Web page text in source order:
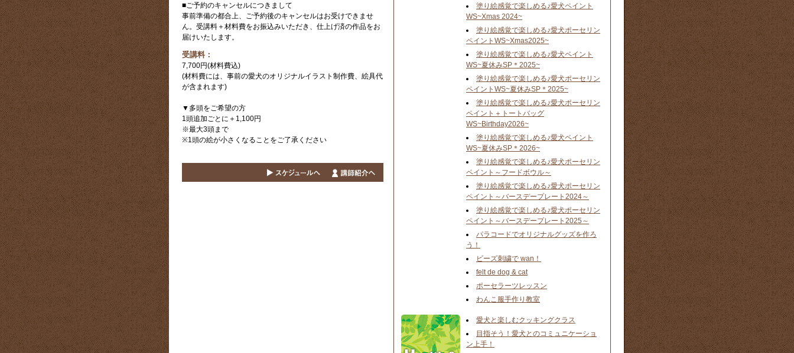
■ご予約のキャンセルにつきまして
事前準備の都合上、ご予約後のキャンセルはお受けできませ
ん。受講料＋材料費をお振込みいただき、仕上げ済の作品をお
届けいたします。
受講料：
7,700円(材料費込)
(材料費には、事前の愛犬のオリジナルイラスト制作費、絵具代
が含まれます)
▼多頭をご希望の方
1頭追加ごとに＋1,100円
※最大3頭まで
※1頭の絵が小さくなることをご了承ください
塗り絵感覚で楽しめる♪愛犬ペイント
WS~Xmas 2024~
塗り絵感覚で楽しめる♪愛犬ポーセリン
ペイントWS~Xmas2025~
塗り絵感覚で楽しめる♪愛犬ペイント
WS~夏休みSP＊2025~
塗り絵感覚で楽しめる♪愛犬ポーセリン
ペイントWS~夏休みSP＊2025~
塗り絵感覚で楽しめる♪愛犬ポーセリン
ペイント＋トートバッグ
WS~Birthday2026~
塗り絵感覚で楽しめる♪愛犬ペイント
WS~夏休みSP＊2026~
塗り絵感覚で楽しめる♪愛犬ポーセリン
ペイント ～フードボウル ～
塗り絵感覚で楽しめる♪愛犬ポーセリン
ペイント ～バースデープレート2024 ～
塗り絵感覚で楽しめる♪愛犬ポーセリン
ペイント ～バースデープレート2025 ～
パラコードでオリジナルグッズを作ろ
う！
ビーズ刺繍で wan！
felt de dog & cat
ポーセラーツレッスン
わんこ服手作り教室
愛犬と楽しむクッキングクラス
目指そう！愛犬とのコミュニケーショ
ン上手！